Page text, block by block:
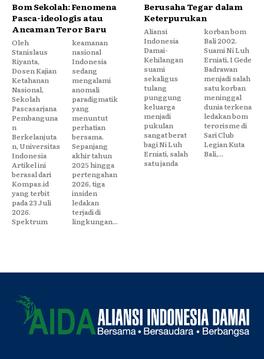
Bom Sekolah: Fenomena
Pasca-ideologis atau
Ancaman Teror Baru
Oleh
Stanislaus
Riyanta,
Dosen Kajian
Ketahanan
Nasional,
Sekolah
Pascasarjana
Pembanguna
n
Berkelanjuta
n, Universitas
Indonesia
Artikel ini
berasal dari
Kompas.id
yang terbit
pada 23 Juli
2026.
Spektrum
keamanan
nasional
Indonesia
sedang
mengalami
anomali
paradigmatik
yang
menuntut
perhatian
bersama.
Sepanjang
akhir tahun
2025 hingga
pertengahan
2026, tiga
insiden
ledakan
terjadi di
lingkungan...
Berusaha Tegar dalam
Keterpurukan
Aliansi
Indonesia
Damai-
Kehilangan
suami
sekaligus
tulang
punggung
keluarga
menjadi
pukulan
sangat berat
bagi Ni Luh
Erniati, salah
satu janda
korban bom
Bali 2002.
Suami Ni Luh
Erniati, I Gede
Badrawan
menjadi salah
satu korban
meninggal
dunia terkena
ledakan bom
terorisme di
Sari Club
Legian Kuta
Bali,...